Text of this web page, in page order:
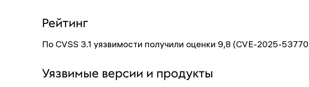
Рейтинг
По CVSS 3.1 уязвимости получили оценки 9,8 (CVE-2025-
Уязвимые версии и продукты